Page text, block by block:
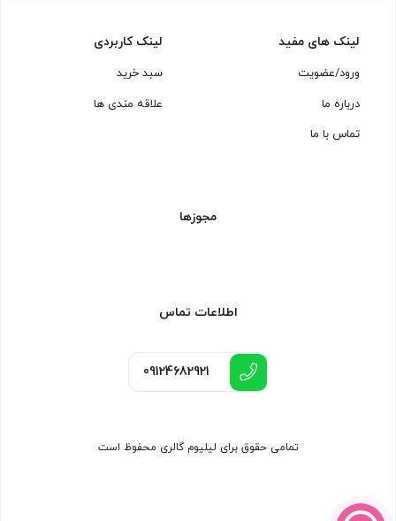
لینک های مفید
ورود/عضویت
درباره ما
تماس با ما
لینک کاربردی
سبد خرید
علاقه مندی ها
مجوزها
اطلاعات تماس
09124682921
تمامی حقوق برای لیلیوم گالری محفوظ است